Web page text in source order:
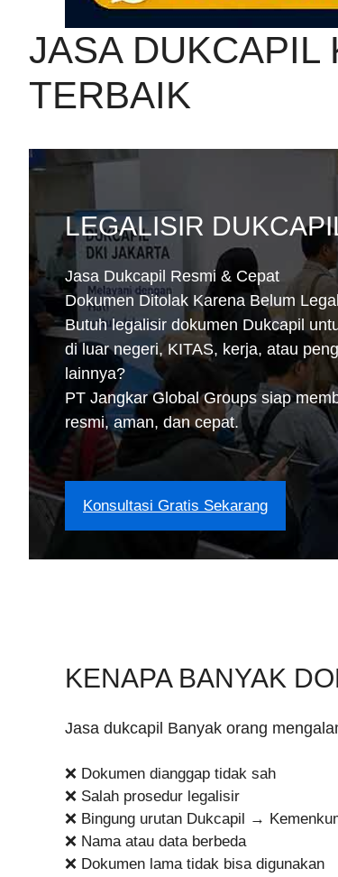
JASA DUKCAPIL
TERBAIK
LEGALISIR
Jasa Dukcapil Resmi & Cepat
Dokumen Ditolak Karena Belum
Butuh legalisir dokumen Dukcapil
di luar negeri, KITAS, kerja, atau
lainnya?
PT Jangkar Global Groups siap
resmi, aman, dan cepat.
Konsultasi Gratis Sekarang
KENAPA BANYAK
Jasa dukcapil Banyak orang
❌ Dokumen dianggap tidak sah
❌ Salah prosedur legalisir
❌ Bingung urutan Dukcapil →
❌ Nama atau data berbeda
❌ Dokumen lama tidak bisa digunakan